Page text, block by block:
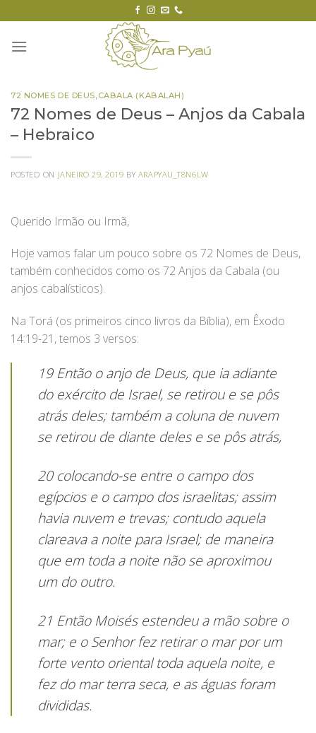
to
content
72 NOMES DE DEUS,CABALA (KABALAH)
72 Nomes de Deus – Anjos da Cabala
– Hebraico
POSTED ON JANEIRO 29, 2019 BY ARAPYAU_T8N6LW
Querido Irmão ou Irmã,
Hoje vamos falar um pouco sobre os 72 Nomes de Deus,
também conhecidos como os 72 Anjos da Cabala (ou
anjos cabalísticos).
Na Torá (os primeiros cinco livros da Bíblia), em Êxodo
14:19-21, temos 3 versos:
19 Então o anjo de Deus, que ia adiante
do exército de Israel, se retirou e se pôs
atrás deles; também a coluna de nuvem
se retirou de diante deles e se pôs atrás,
20 colocando-se entre o campo dos
egípcios e o campo dos israelitas; assim
havia nuvem e trevas; contudo aquela
clareava a noite para Israel; de maneira
que em toda a noite não se aproximou
um do outro.
21 Então Moisés estendeu a mão sobre o
mar; e o Senhor fez retirar o mar por um
forte vento oriental toda aquela noite, e
fez do mar terra seca, e as águas foram
divididas.